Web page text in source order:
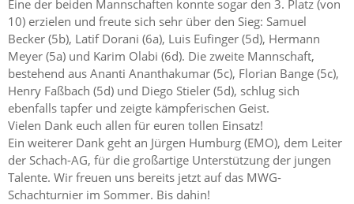
Eine der beiden Mannschaften konnte sogar den 3. Platz (von
10) erzielen und freute sich sehr über den Sieg: Samuel
Becker (5b), Latif Dorani (6a), Luis Eufinger (5d), Hermann
Meyer (5a) und Karim Olabi (6d). Die zweite Mannschaft,
bestehend aus Ananti Ananthakumar (5c), Florian Bange (5c),
Henry Faßbach (5d) und Diego Stieler (5d), schlug sich
ebenfalls tapfer und zeigte kämpferischen Geist.
Vielen Dank euch allen für euren tollen Einsatz!
Ein weiterer Dank geht an Jürgen Humburg (EMO), dem Leiter
der Schach-AG, für die großartige Unterstützung der jungen
Talente. Wir freuen uns bereits jetzt auf das MWG-
Schachturnier im Sommer. Bis dahin!